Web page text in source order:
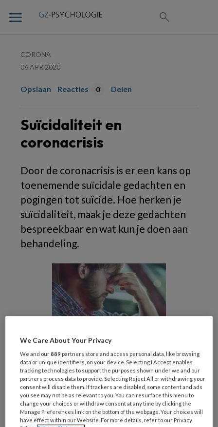
CORONA
06 APR 2020
Opslaan Reacties 0 Delen
Suïcidaliteit en
coronacrisis
Door de coronacrisis is er een kans op
toenemende suïcidale gedachten en
pogingen tot suïcide. Hoe herken je
suïcidaliteit, maak je deze gedachten
bespreekbaar en wat kun je doen aan
behandeling.
HetVGCtvroeg het aan psycholoog en
suïcide-onderzoek Jasper Wiebenga. Hij geeft
8 tips om suïcidaliteit te herkennen en
behandelen:
Vraag bij je cliënt regelmatig na of er sprake
We Care About Your Privacy
We and our889 partners store and access personal data, like browsing
data or unique identifiers, on your device. Selecting I Accept enables
tracking technologies to support the purposes shown under we and our
partners process data to provide. Selecting Reject All or withdrawing your
consent will disable them. If trackers are disabled, some content and ads
you see may not be as relevant to you. You can resurface this menu to
change your choices or withdraw consent at any time by clicking the
Manage Preferences link on the bottom of the webpage. Your choices will
have effect within our Website. For more details, refer to our Privacy